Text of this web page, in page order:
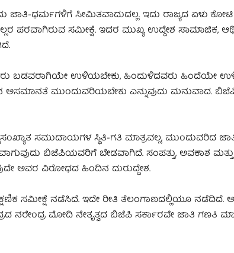
ಜಾತಿ-ಧರ್ಮಗಳಿಗೆ ಸೀಮಿತವಾದುದಲ್ಲ. ಇದು ರಾಜ್ಯದ ಏಳು
ಪರವಾಗಿರುವ ಸಮೀಕ್ಷೆ. ಇದರ ಮುಖ್ಯ ಉದ್ದೇಶ ಸಾಮಾಜಿಕ,
ಬಡವರಾಗಿಯೇ ಉಳಿಯಬೇಕು, ಹಿಂದುಳಿದವರು ಹಿಂದೆಯೇ
ಮುಂದುವರಿಯಬೇಕು ಎನ್ನುವುದು ಮನುವಾದ.
ಸಮುದಾಯಗಳ ಸ್ಥಿತಿ-ಗತಿ ಮಾತ್ರವಲ್ಲ, ಮುಂದುವರಿದ
ಬಿಜೆಪಿಯವರಿಗೆ ಬೇಡವಾಗಿದೆ. ಸಂಪತ್ತು, ಅವಕಾಶ ಮತ್ತು
ಅವರ ವಿರೋಧದ ಹಿಂದಿನ ದುರುದ್ದೇಶ.
ಸಮೀಕ್ಷೆ ನಡೆಸಿದೆ. ಇದೇ ರೀತಿ ತೆಲಂಗಾಣದಲ್ಲಿಯೂ ನಡೆದಿದೆ.
ನರೇಂದ್ರ ಮೋದಿ ನೇತೃತ್ವದ ಬಿಜೆಪಿ ಸರ್ಕಾರವೇ ಜಾತಿ ಗಣತಿ